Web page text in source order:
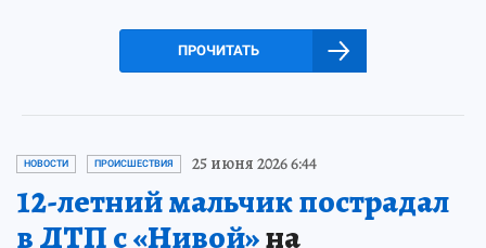
ПРОЧИТАТЬ
НОВОСТИ ПРОИСШЕСТВИЯ 25 июня 2026 6:44
12-летний мальчик пострадал
в ДТП с «Нивой»на